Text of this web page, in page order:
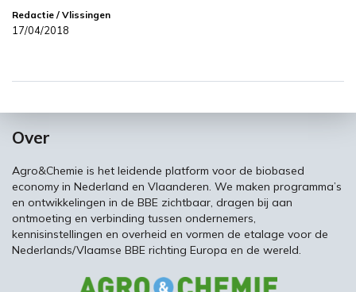
Redactie / Vlissingen
17/04/2018
Over
Agro&Chemie is het leidende platform voor de biobased
economy in Nederland en Vlaanderen. We maken programma’s
en ontwikkelingen in de BBE zichtbaar, dragen bij aan
ontmoeting en verbinding tussen ondernemers,
kennisinstellingen en overheid en vormen de etalage voor de
Nederlands/Vlaamse BBE richting Europa en de wereld.